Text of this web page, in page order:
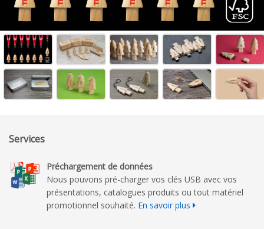
Services
Préchargement de données
Nous pouvons pré-charger vos clés USB avec vos
présentations, catalogues produits ou tout matériel
promotionnel souhaité. En savoir plus